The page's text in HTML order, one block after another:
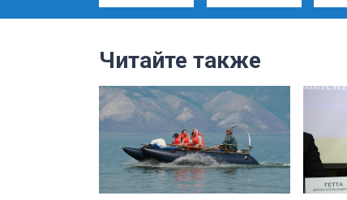
Читайте также